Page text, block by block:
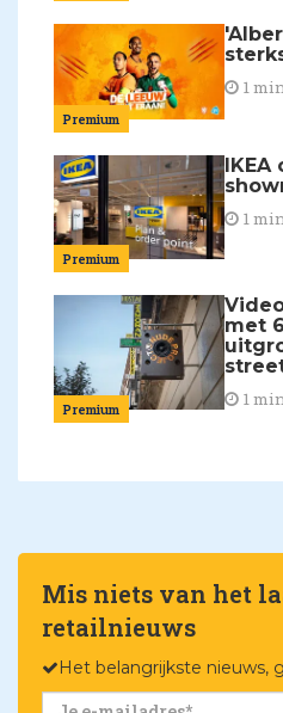
Premium
1
Premium
IKEA
1
Premium
met
1
Mis niets van het
retailnieuws
Het belangrijkste nieuws,